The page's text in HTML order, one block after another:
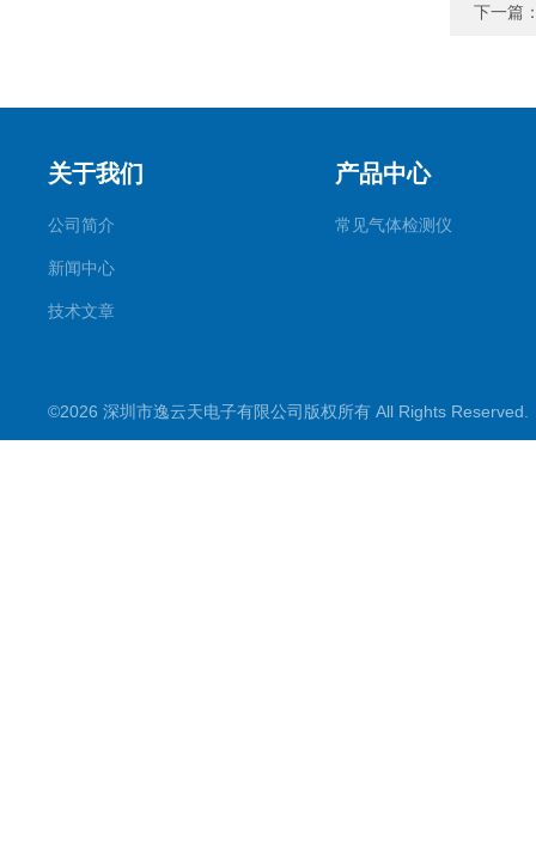
下一篇
关于我们
公司简介
新闻中心
技术文章
产品中心
常见气体检测仪
©2026 深圳市逸云天电子有限公司版权所有 All Rights